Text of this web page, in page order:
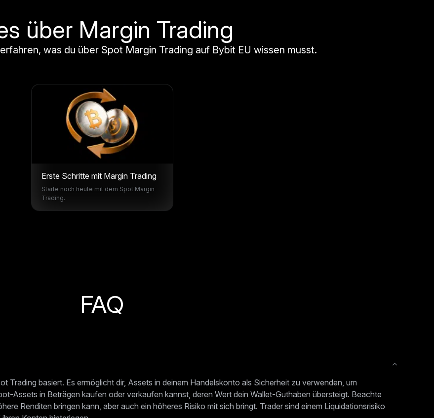
über Margin Trading
was du über Spot Margin Trading auf Bybit EU wissen musst.
Erste Schritte mit Margin Trading
Starte noch heute mit dem Spot Margin
Trading.
FAQ
Trading basiert. Es ermöglicht dir, Assets in deinem Handelskonto als Sicherheit zu verwenden, um
Assets in Beträgen kaufen oder verkaufen kannst, deren Wert dein Wallet-Guthaben übersteigt. Beachte
Renditen bringen kann, aber auch ein höheres Risiko mit sich bringt. Trader sind einem Liquidationsrisiko